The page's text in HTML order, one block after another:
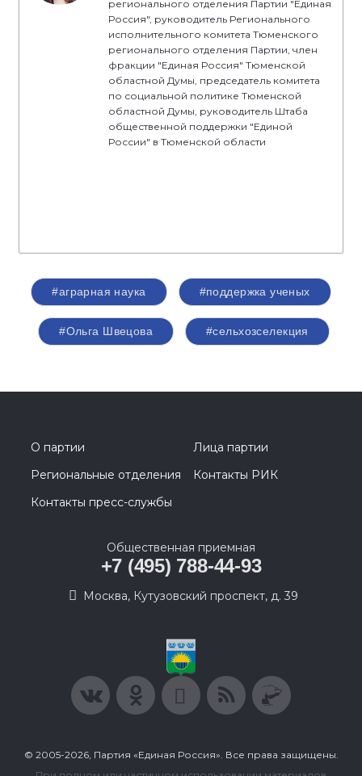
регионального отделения Партии "Единая
Россия", руководитель Регионального
исполнительного комитета Тюменского
регионального отделения Партии, член
фракции "Единая Россия" Тюменской
областной Думы, председатель комитета
по социальной политике Тюменской
областной Думы, руководитель Штаба
общественной поддержки "Единой
России" в Тюменской области
#аграрная наука #поддержка ученых
#Ольга Швецова #сельхозселекция
О партии
Лица партии
Региональные отделения
Контакты РИК
Контакты пресс-службы
Общественная приемная
+7 (495) 788-44-93
Москва, Кутузовский проспект, д. 39
© 2005-2026, Партия «Единая Россия». Все права защищены.